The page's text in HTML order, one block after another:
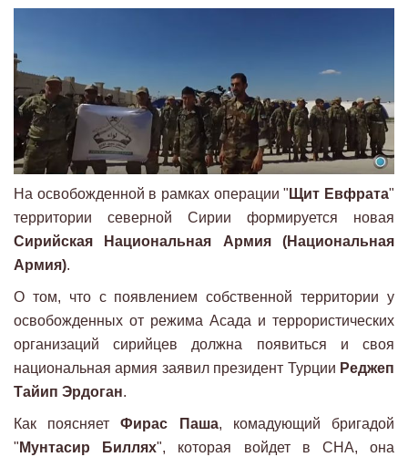
На освобожденной в рамках операции " Щит Евфрата"
территории северной Сирии формируется новая
Сирийская Национальная Армия (Национальная
Армия).
О том, что с появлением собственной территории у
освобожденных от режима Асада и террористических
организаций сирийцев должна появиться и своя
национальная армия заявил президент Турции Реджеп
Тайип Эрдоган.
Как поясняетФирас Паша, комадующий бригадой
" Мунтасир Биллях", которая войдет в СНА, она